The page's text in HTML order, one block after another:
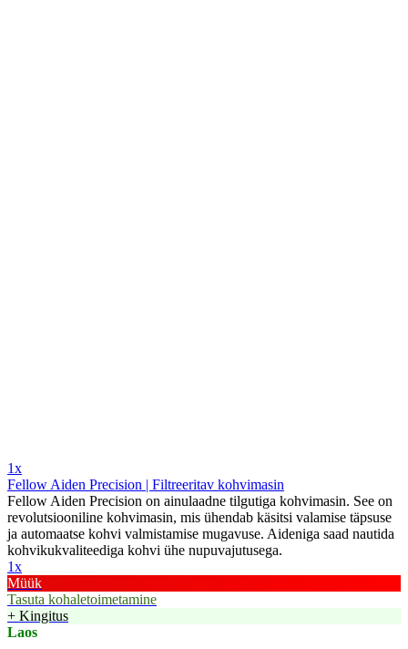
1x
Fellow Aiden Precision | Filtreeritav kohvimasin
Fellow Aiden Precision on ainulaadne tilgutiga kohvimasin. See on
revolutsiooniline kohvimasin, mis ühendab käsitsi valamise täpsuse
ja automaatse kohvi valmistamise mugavuse. Aideniga saad nautida
kohvikukvaliteediga kohvi ühe nupuvajutusega.
1x
Müük
Tasuta kohaletoimetamine
+ Kingitus
Laos